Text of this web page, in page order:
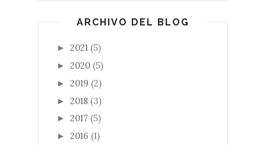
ARCHIVO DEL BLOG
► 2021 (5)
► 2020 (5)
► 2019 (2)
► 2018 (3)
► 2017 (5)
► 2016 (1)